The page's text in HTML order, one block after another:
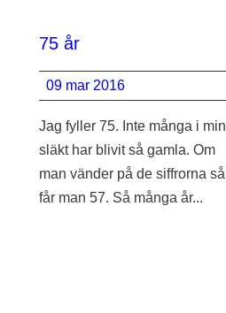
75 år
09 mar 2016
Jag fyller 75. Inte många i min
släkt har blivit så gamla. Om
man vänder på de siffrorna så
får man 57. Så många år...